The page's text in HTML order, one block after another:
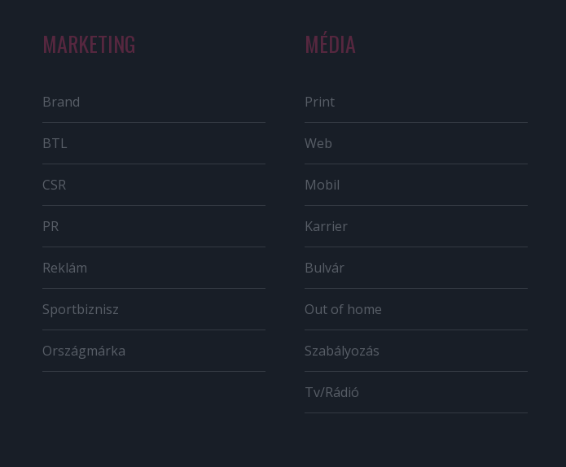
MARKETING
Brand
BTL
CSR
PR
Reklám
Sportbiznisz
Országmárka
MÉDIA
Print
Web
Mobil
Karrier
Bulvár
Out of home
Szabályozás
Tv/Rádió